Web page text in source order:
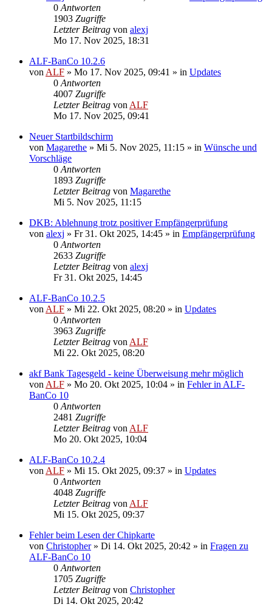
0 Antworten
1903 Zugriffe
Letzter Beitrag von alexj
Mo 17. Nov 2025, 18:31
ALF-BanCo 10.2.6
von ALF » Mo 17. Nov 2025, 09:41 » in Updates
0 Antworten
4007 Zugriffe
Letzter Beitrag von ALF
Mo 17. Nov 2025, 09:41
Neuer Startbildschirm
von Magarethe » Mi 5. Nov 2025, 11:15 » in Wünsche und
Vorschläge
0 Antworten
1893 Zugriffe
Letzter Beitrag von Magarethe
Mi 5. Nov 2025, 11:15
DKB: Ablehnung trotz positiver Empfängerprüfung
von alexj » Fr 31. Okt 2025, 14:45 » in Empfängerprüfung
0 Antworten
2633 Zugriffe
Letzter Beitrag von alexj
Fr 31. Okt 2025, 14:45
ALF-BanCo 10.2.5
von ALF » Mi 22. Okt 2025, 08:20 » in Updates
0 Antworten
3963 Zugriffe
Letzter Beitrag von ALF
Mi 22. Okt 2025, 08:20
akf Bank Tagesgeld - keine Überweisung mehr möglich
von ALF » Mo 20. Okt 2025, 10:04 » in Fehler in ALF-
BanCo 10
0 Antworten
2481 Zugriffe
Letzter Beitrag von ALF
Mo 20. Okt 2025, 10:04
ALF-BanCo 10.2.4
von ALF » Mi 15. Okt 2025, 09:37 » in Updates
0 Antworten
4048 Zugriffe
Letzter Beitrag von ALF
Mi 15. Okt 2025, 09:37
Fehler beim Lesen der Chipkarte
von Christopher» Di 14. Okt 2025, 20:42 » in Fragen zu
ALF-BanCo 10
0 Antworten
1705 Zugriffe
Letzter Beitrag von Christopher
Di 14. Okt 2025, 20:42